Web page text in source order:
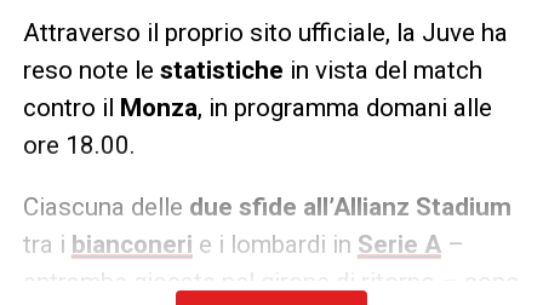
Attraverso il proprio sito ufficiale, la Juve ha
reso note le statistiche in vista del match
contro il Monza, in programma domani alle
ore 18.00.
Ciascuna delle due sfide all’Allianz Stadium
tra i bianconeri e i lombardi in Serie A–
entrambe giocate nel girone di ritorno – sono